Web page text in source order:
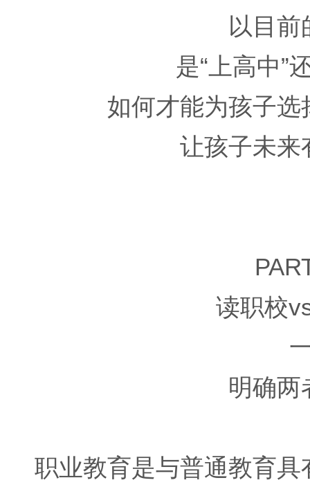
以目前
是“上高中”
如何才能为孩子
让孩子未来
读职校
明确两
职业教育是与普通教育具